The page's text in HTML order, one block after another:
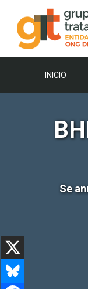
contenido
INICIO
Se